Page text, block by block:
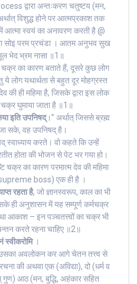
द्वारा अन्तःकरण चतुष्टय (मन,
विशुद्ध होने पर आत्मप्रकाश तक
स्वयं का अनावरण करती है @
सोइ परम प्रचंडा । आतम अनुभव सुख
भेद भ्रम नासा ॥1॥
का कारण बताते हैं, दूसरे कुछ लोग
लोग यथार्थता से बहुत दूर मोहग्रस्त
की ही महिमा है, जिसके द्वारा इस लोक
घुमाया जाता है ॥1॥
इति उपनिषद्।” अर्थात् जिससे ब्रह्म
जा सके, वह उपनिषद् है।
स्वाध्याय करते। वो कहते कि उन्हें
होता की भोजन से पेट भर गया हो।
चक्र का कारण परमात्म देव की महिमा
boss) एक ही है ।
रहता है, जो ज्ञानस्वरूप, काल का भी
ही अनुशासन में यह सम्पूर्ण कर्मचक्र
आकाश – इन पञ्चतत्त्वों का चक्र भी
करते रहना चाहिए ॥2॥
स्वीकरोमि।
अवलोकन कर आगे चेतन तत्त्व से
की अथवा एक (अविद्या), दो (धर्म व
गुण) आठ (मन, बुद्धि, अहंकार सहित